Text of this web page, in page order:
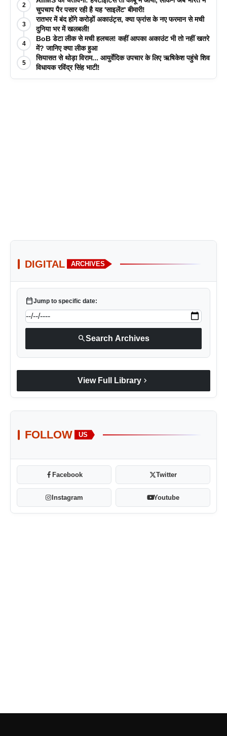
2
चुपचाप पैर पसार रही है यह 'साइलेंट' बीमारी!
3
रातभर में बंद होंगे करोड़ों अकाउंट्स, क्या फ्रांस के नए फरमान से मची
दुनिया भर में खलबली!
4
BoB डेटा लीक से मची हलचल! कहीं आपका अकाउंट भी तो नहीं खतरे
में? जानिए क्या लीक हुआ
5
सियासत से थोड़ा विराम... आयुर्वेदिक उपचार के लिए ऋषिकेश पहुंचे शिव
विधायक रविंद्र सिंह भाटी!
DIGITAL ARCHIVES
calendar_todayJump to specific date:
searchSearch Archives
View Full Library chevron_right
FOLLOW US
Facebook Twitter
Instagram Youtube